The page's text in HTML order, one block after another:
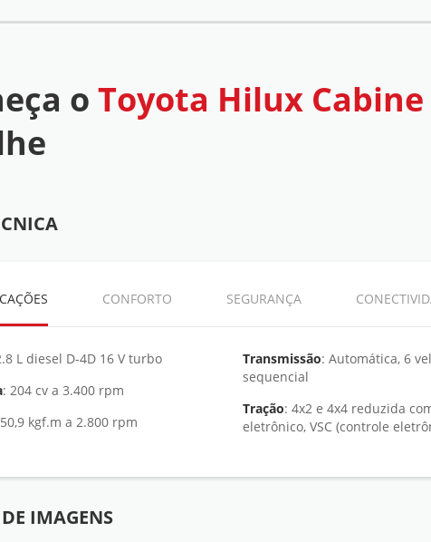
o Toyota Hilux
CONFORTO SEGURANÇA
L diesel D-4D 16 V turbo
: 204 cv a 3.400 rpm
: 50,9 kgf.m a 2.800 rpm
Transmissão: Automática, 6 velocidades
sequencial
Tração: 4x2 e 4x4 reduzida com acionamento
eletrônico, VSC (controle
IMAGENS